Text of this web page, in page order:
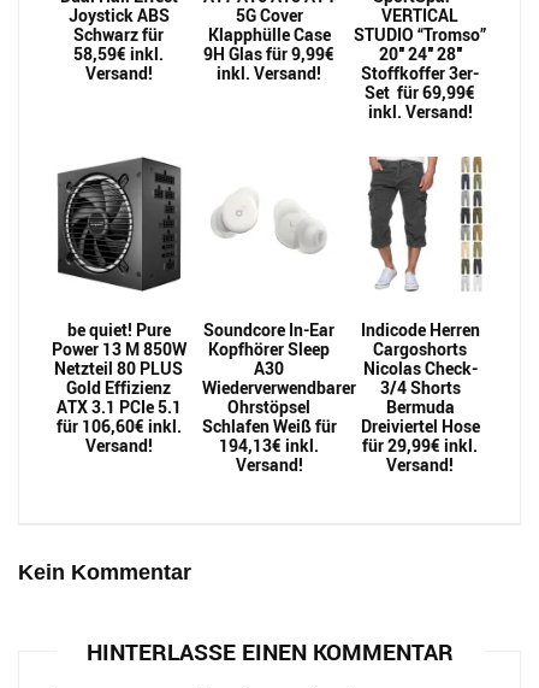
Joystick ABS
Schwarz für
58,59€ inkl.
Versand!
5G Cover
Klapphülle Case
9H Glas für 9,99€
inkl. Versand!
VERTICAL
STUDIO “Tromso”
20″ 24″ 28″
Stoffkoffer 3er-
Set für 69,99€
inkl. Versand!
be quiet! Pure
Power 13 M 850W
Netzteil 80 PLUS
Gold Effizienz
ATX 3.1 PCIe 5.1
für 106,60€ inkl.
Versand!
Soundcore In-Ear
Kopfhörer Sleep
A30
Wiederverwendbarer
Ohrstöpsel
Schlafen Weiß für
194,13€ inkl.
Versand!
Indicode Herren
Cargoshorts
Nicolas Check-
3/4 Shorts
Bermuda
Dreiviertel Hose
für 29,99€ inkl.
Versand!
Kein Kommentar
HINTERLASSE EINEN KOMMENTAR